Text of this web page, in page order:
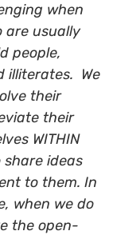
when
are usually
people,
illiterates. We
their
their
WITHIN
share ideas
to them. In
when we do
the open-